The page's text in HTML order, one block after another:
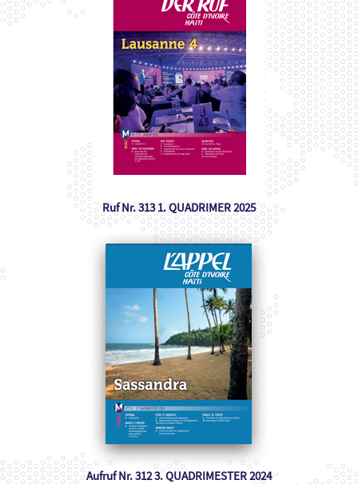
Ruf Nr. 313 1. QUADRIMER 2025
Aufruf Nr. 312 3. QUADRIMESTER 2024